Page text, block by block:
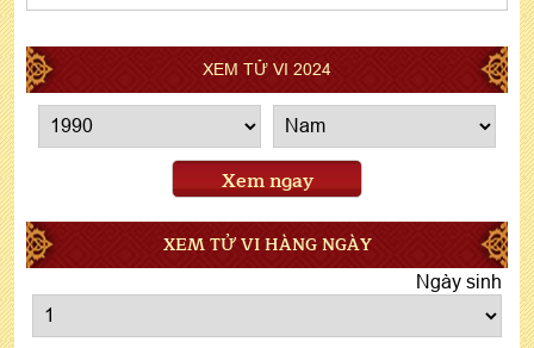
XEM TỬ VI 2024
Xem ngay
XEM TỬ VI HÀNG NGÀY
Ngày sinh